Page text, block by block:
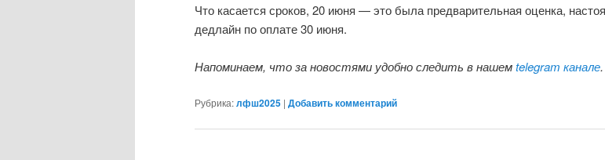
Что касается сроков, 20 июня — это была предварительная оценка,
дедлайн по оплате 30 июня.
Напоминаем, что за новостями удобно следить в нашемtelegram канале.
Рубрика:лфш2025 | Добавить комментарий